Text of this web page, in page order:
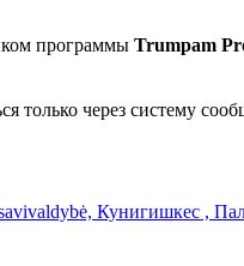
программы Trumpam
только через систему
Кунигишкес ,